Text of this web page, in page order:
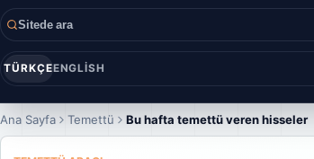
Sitede ara
TÜRKÇEENGLISH
Ana Sayfa Temettü Bu hafta temettü veren hisseler